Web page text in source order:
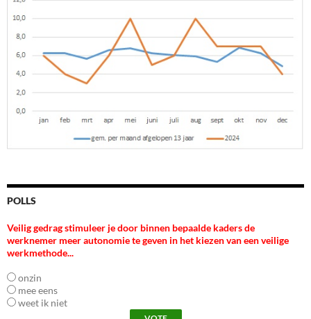
POLLS
Veilig gedrag stimuleer je door binnen bepaalde kaders de
werknemer meer autonomie te geven in het kiezen van een veilige
werkmethode...
onzin
mee eens
weet ik niet